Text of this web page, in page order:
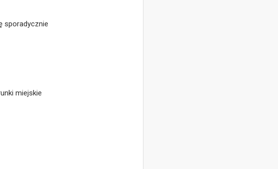
sporadycznie
miejskie